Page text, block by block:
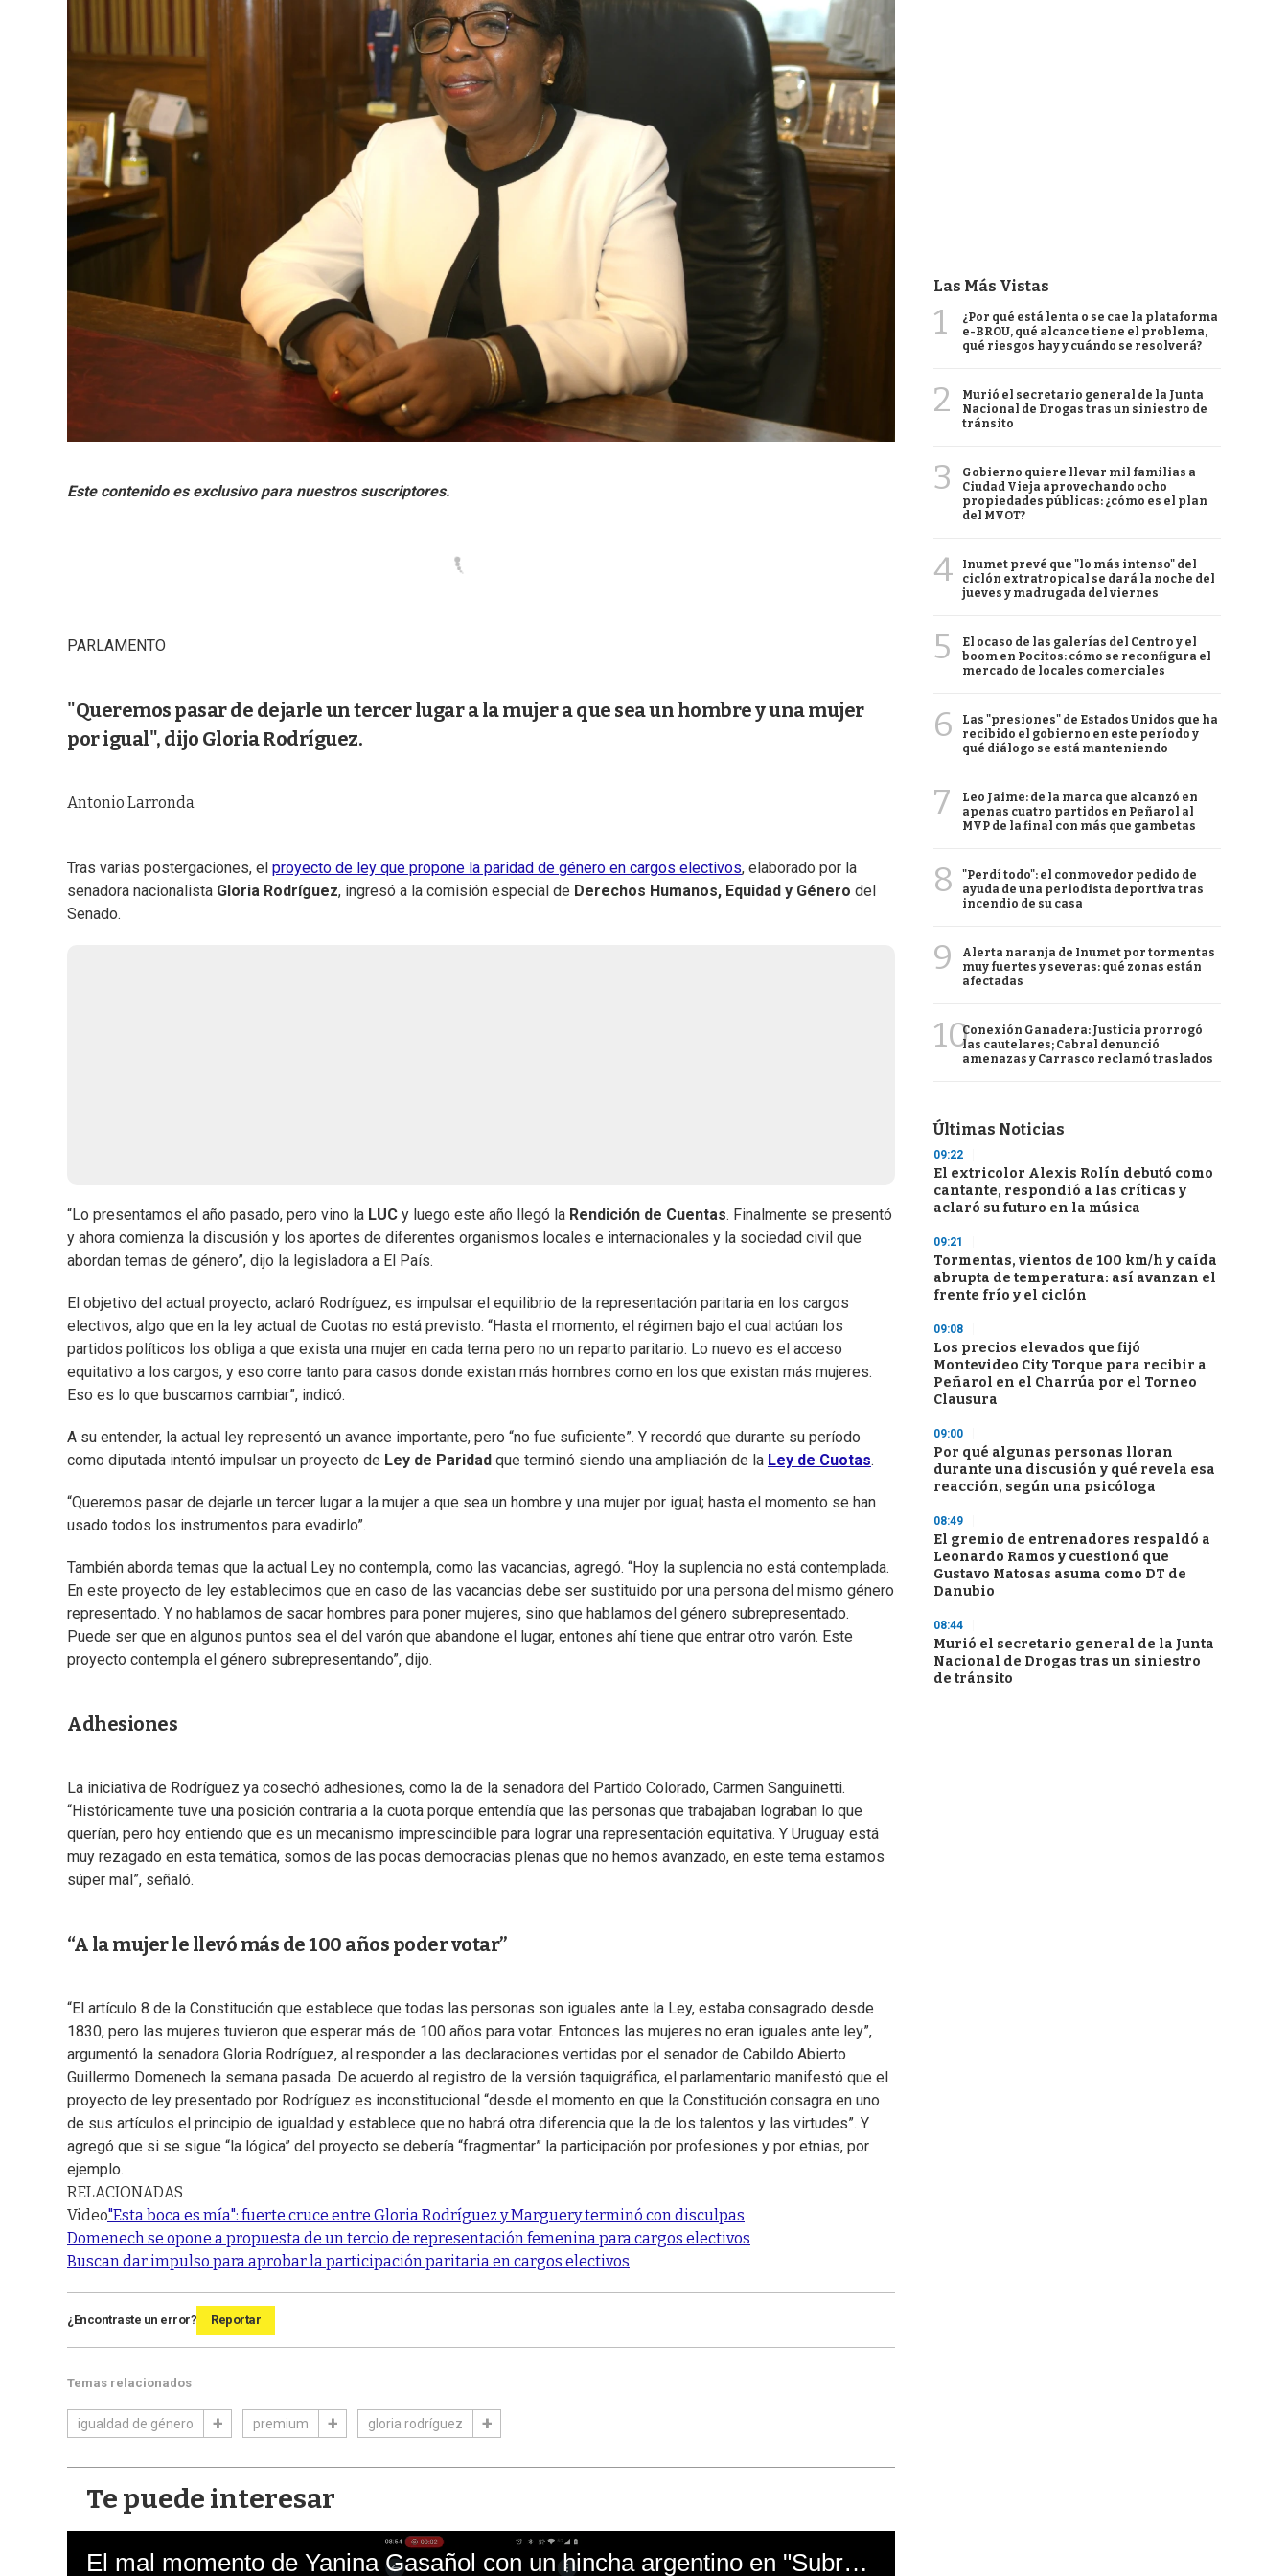
PARLAMENTO
"Queremos pasar de dejarle un tercer lugar a la mujer a que sea un hombre y una mujer
por igual", dijo Gloria Rodríguez.
Antonio Larronda
Tras varias postergaciones, el proyecto de ley que propone la paridad de género en cargos electivos, elaborado por la
senadora nacionalista Gloria Rodríguez, ingresó a la comisión especial de Derechos Humanos, Equidad y Género del
Senado.
“Lo presentamos el año pasado, pero vino la LUC y luego este año llegó la Rendición de Cuentas. Finalmente se presentó
y ahora comienza la discusión y los aportes de diferentes organismos locales e internacionales y la sociedad civil que
abordan temas de género”, dijo la legisladora a El País.
El objetivo del actual proyecto, aclaró Rodríguez, es impulsar el equilibrio de la representación paritaria en los cargos
electivos, algo que en la ley actual de Cuotas no está previsto. “Hasta el momento, el régimen bajo el cual actúan los
partidos políticos los obliga a que exista una mujer en cada terna pero no un reparto paritario. Lo nuevo es el acceso
equitativo a los cargos, y eso corre tanto para casos donde existan más hombres como en los que existan más mujeres.
Eso es lo que buscamos cambiar”, indicó.
A su entender, la actual ley representó un avance importante, pero “no fue suficiente”. Y recordó que durante su período
como diputada intentó impulsar un proyecto de Ley de Paridad que terminó siendo una ampliación de la Ley de Cuotas.
“Queremos pasar de dejarle un tercer lugar a la mujer a que sea un hombre y una mujer por igual; hasta el momento se han
usado todos los instrumentos para evadirlo”.
También aborda temas que la actual Ley no contempla, como las vacancias, agregó. “Hoy la suplencia no está contemplada.
En este proyecto de ley establecimos que en caso de las vacancias debe ser sustituido por una persona del mismo género
representado. Y no hablamos de sacar hombres para poner mujeres, sino que hablamos del género subrepresentado.
Puede ser que en algunos puntos sea el del varón que abandone el lugar, entones ahí tiene que entrar otro varón. Este
proyecto contempla el género subrepresentando”, dijo.
Adhesiones
La iniciativa de Rodríguez ya cosechó adhesiones, como la de la senadora del Partido Colorado, Carmen Sanguinetti.
“Históricamente tuve una posición contraria a la cuota porque entendía que las personas que trabajaban lograban lo que
querían, pero hoy entiendo que es un mecanismo imprescindible para lograr una representación equitativa. Y Uruguay está
muy rezagado en esta temática, somos de las pocas democracias plenas que no hemos avanzado, en este tema estamos
súper mal”, señaló.
“A la mujer le llevó más de 100 años poder votar”
“El artículo 8 de la Constitución que establece que todas las personas son iguales ante la Ley, estaba consagrado desde
1830, pero las mujeres tuvieron que esperar más de 100 años para votar. Entonces las mujeres no eran iguales ante ley”,
argumentó la senadora Gloria Rodríguez, al responder a las declaraciones vertidas por el senador de Cabildo Abierto
Guillermo Domenech la semana pasada. De acuerdo al registro de la versión taquigráfica, el parlamentario manifestó que el
proyecto de ley presentado por Rodríguez es inconstitucional “desde el momento en que la Constitución consagra en uno
de sus artículos el principio de igualdad y establece que no habrá otra diferencia que la de los talentos y las virtudes”. Y
agregó que si se sigue “la lógica” del proyecto se debería “fragmentar” la participación por profesiones y por etnias, por
ejemplo.
RELACIONADAS
Video"Esta boca es mía": fuerte cruce entre Gloria Rodríguez y Marguery terminó con disculpas
Domenech se opone a propuesta de un tercio de representación femenina para cargos electivos
Buscan dar impulso para aprobar la participación paritaria en cargos electivos
¿Encontraste un error? Reportar
Temas relacionados
igualdad de género premium gloria rodríguez
Te puede interesar
El mal momento de Yanina Gasañol con un hincha argentino en "Subrayado"
Las Más Vistas
1
¿Por qué está lenta o se cae la plataforma
e-BROU, qué alcance tiene el problema,
qué riesgos hay y cuándo se resolverá?
2
Murió el secretario general de la Junta
Nacional de Drogas tras un siniestro de
tránsito
3
Gobierno quiere llevar mil familias a
Ciudad Vieja aprovechando ocho
propiedades públicas: ¿cómo es el plan
del MVOT?
4
Inumet prevé que "lo más intenso" del
ciclón extratropical se dará la noche del
jueves y madrugada del viernes
5
El ocaso de las galerías del Centro y el
boom en Pocitos: cómo se reconfigura el
mercado de locales comerciales
6
Las "presiones" de Estados Unidos que ha
recibido el gobierno en este período y
qué diálogo se está manteniendo
7
Leo Jaime: de la marca que alcanzó en
apenas cuatro partidos en Peñarol al
MVP de la final con más que gambetas
8
"Perdí todo": el conmovedor pedido de
ayuda de una periodista deportiva tras
incendio de su casa
9
Alerta naranja de Inumet por tormentas
muy fuertes y severas: qué zonas están
afectadas
10Conexión Ganadera: Justicia prorrogó
las cautelares; Cabral denunció
amenazas y Carrasco reclamó traslados
Últimas Noticias
09:22
El extricolor Alexis Rolín debutó como
cantante, respondió a las críticas y
aclaró su futuro en la música
09:21
Tormentas, vientos de 100 km/h y caída
abrupta de temperatura: así avanzan el
frente frío y el ciclón
09:08
Los precios elevados que fijó
Montevideo City Torque para recibir a
Peñarol en el Charrúa por el Torneo
Clausura
09:00
Por qué algunas personas lloran
durante una discusión y qué revela esa
reacción, según una psicóloga
08:49
El gremio de entrenadores respaldó a
Leonardo Ramos y cuestionó que
Gustavo Matosas asuma como DT de
Danubio
08:44
Murió el secretario general de la Junta
Nacional de Drogas tras un siniestro
de tránsito